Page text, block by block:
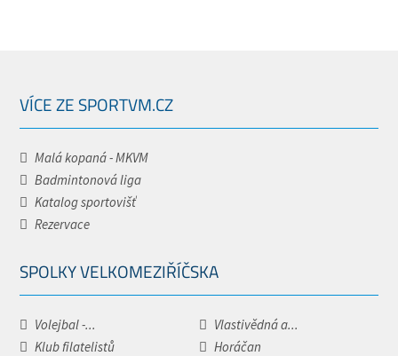
VÍCE ZE SPORTVM.CZ
Malá kopaná - MKVM
Badmintonová liga
Katalog sportovišť
Rezervace
SPOLKY VELKOMEZIŘÍČSKA
Volejbal -...
Vlastivědná a...
Klub filatelistů
Horáčan